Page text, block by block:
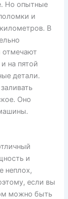
Но опытные
и
В
отмечают
на пятой
детали.
Оно
и
неплох,
если вы
можно быть